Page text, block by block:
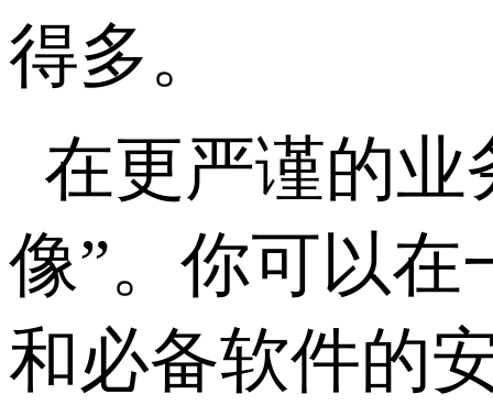
得多。
在更严谨的业
像”。你可以
和必备软件的